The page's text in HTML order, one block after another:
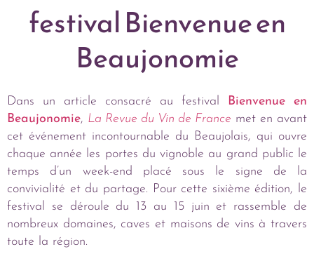
festival Bienvenue en
Beaujonomie
Dans un article consacré au festival
Bienvenue en
Beaujonomie, La Revue du Vin de France met en avant
cet événement incontournable du Beaujolais, qui ouvre
chaque année les portes du vignoble au grand public le
temps d’un week-end placé sous le signe de la
convivialité et du partage. Pour cette sixième édition, le
festival se déroule du 13 au 15 juin et rassemble de
nombreux domaines, caves et maisons de vins à travers
toute la région.